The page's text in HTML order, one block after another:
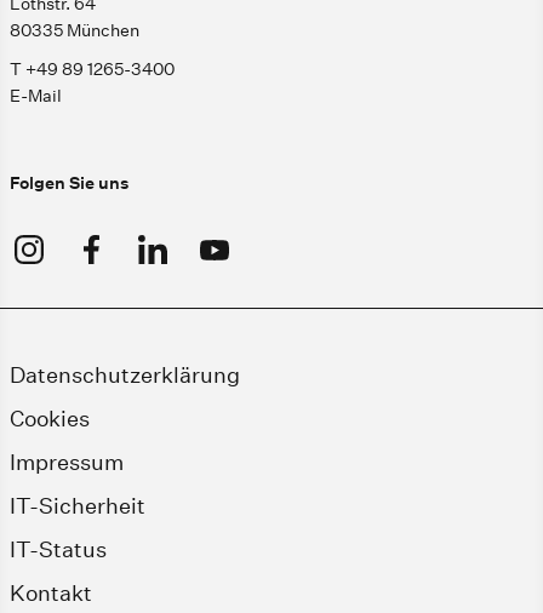
80335 München
T +49 89 1265-3400
E-Mail
Folgen Sie uns
Datenschutzerklärung
Cookies
Impressum
IT-Sicherheit
IT-Status
Kontakt